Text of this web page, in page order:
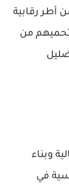
أطر رقابية
من
وبناء
في